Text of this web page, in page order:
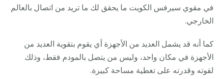
في مقوي سيرفس الكويت ما يحقق لك ما تريد من اتصال بالعالم
الخارجي.
كما أنه قد يشمل العديد من الأجهزة أي يقوم بتقوية العديد من
الأجهزة في مكان واحد، وليس من يتصل بالمودم فقط، وذلك
لقوته وقدرته على تغطية مساحة كبيرة.